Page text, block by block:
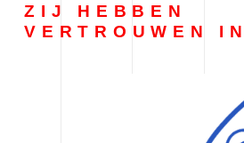
ZIJ HEBBEN
VERTROUWEN